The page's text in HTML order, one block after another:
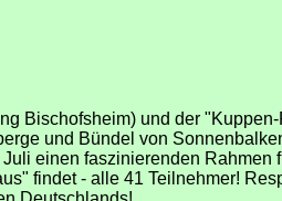
Bischofsheim) und der
und Bündel von
einen faszinierenden Rahmen
findet - alle 41 Teilnehmer!